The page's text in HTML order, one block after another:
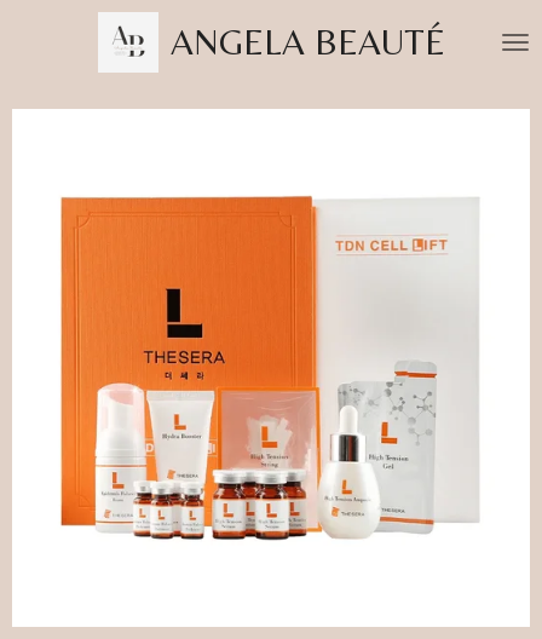
principal
ANGELA BEAUTÉ